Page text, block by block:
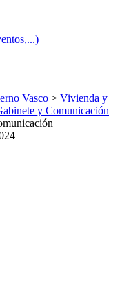
Vasco > Vivienda y
y Comunicación